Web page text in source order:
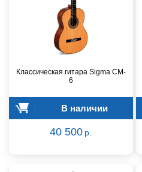
Классическая гитара Sigma CM-
6
В наличии
40 500 р.